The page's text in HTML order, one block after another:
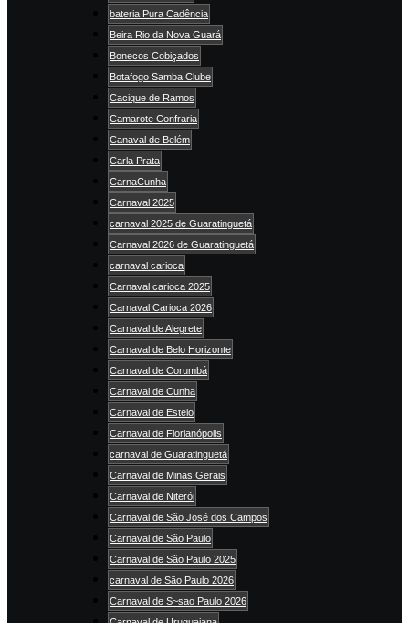
bateria Pura Cadência
Beira Rio da Nova Guará
Bonecos Cobiçados
Botafogo Samba Clube
Cacique de Ramos
Camarote Confraria
Canaval de Belém
Carla Prata
CarnaCunha
Carnaval 2025
carnaval 2025 de Guaratinguetá
Carnaval 2026 de Guaratinguetá
carnaval carioca
Carnaval carioca 2025
Carnaval Carioca 2026
Carnaval de Alegrete
Carnaval de Belo Horizonte
Carnaval de Corumbá
Carnaval de Cunha
Carnaval de Esteio
Carnaval de Florianópolis
carnaval de Guaratinguetá
Carnaval de Minas Gerais
Carnaval de Niterói
Carnaval de São José dos Campos
Carnaval de São Paulo
Carnaval de São Paulo 2025
carnaval de São Paulo 2026
Carnaval de S~sao Paulo 2026